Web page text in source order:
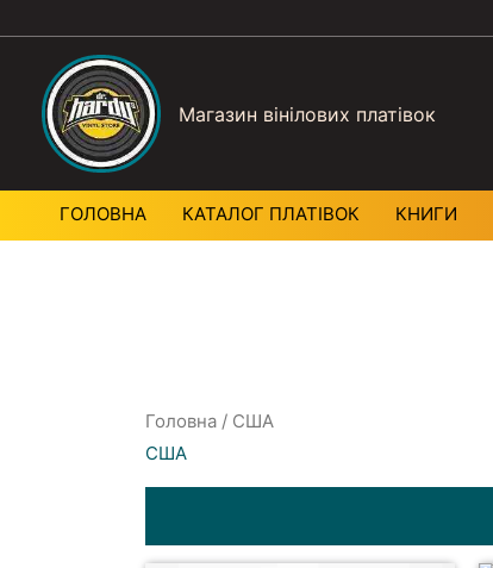
Магазин вінілових платівок
ГОЛОВНА КАТАЛОГ ПЛАТIВОК КНИГИ
Головна / США
США